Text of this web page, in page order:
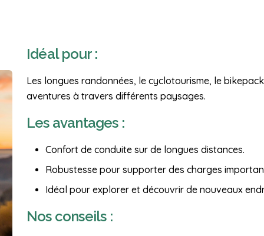
Idéal pour :
Les longues randonnées, le cyclotourisme, le
aventures à travers différents paysages.
Les avantages :
Confort de conduite sur de longues distances.
Robustesse pour supporter des charges
Idéal pour explorer et découvrir de nouveaux
Nos conseils :